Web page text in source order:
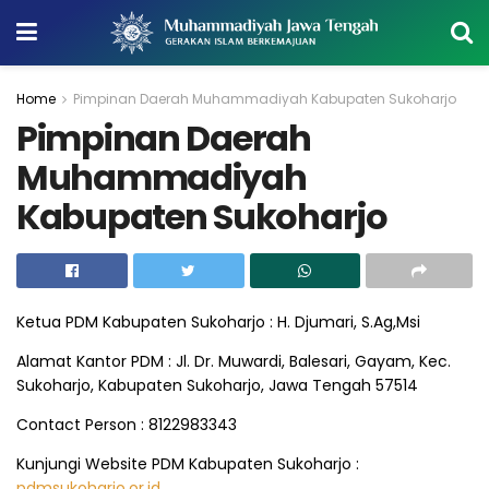
Home Pimpinan Daerah Muhammadiyah Kabupaten Sukoharjo
Pimpinan Daerah
Muhammadiyah
Kabupaten Sukoharjo
Ketua PDM Kabupaten Sukoharjo : H. Djumari, S.Ag,Msi
Alamat Kantor PDM : Jl. Dr. Muwardi, Balesari, Gayam, Kec.
Sukoharjo, Kabupaten Sukoharjo, Jawa Tengah 57514
Contact Person : 8122983343
Kunjungi Website PDM Kabupaten Sukoharjo :